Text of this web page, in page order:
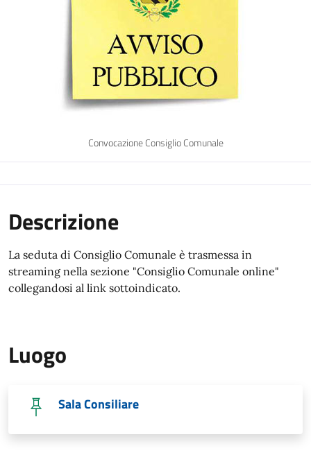
Convocazione Consiglio Comunale
Descrizione
La seduta di Consiglio Comunale è trasmessa in
streaming nella sezione "Consiglio Comunale online"
collegandosi al link sottoindicato.
Luogo
Sala Consiliare